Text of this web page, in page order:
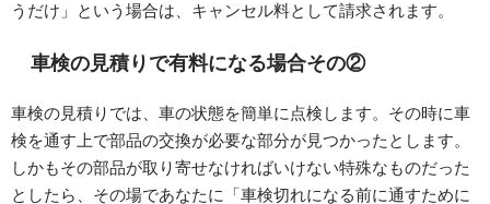
うだけ」という場合は、キャンセル料として請求されます。
車検の見積りで有料になる場合その②
車検の見積りでは、車の状態を簡単に点検します。その時に車
検を通す上で部品の交換が必要な部分が見つかったとします。
しかもその部品が取り寄せなければいけない特殊なものだった
としたら、その場であなたに「車検切れになる前に通すために